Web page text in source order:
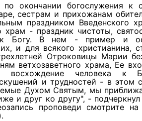
по окончании богослужения к
сестрам и прихожанам
праздником Введенского
храм - праздник чистоты,
к Богу. В нем - пример и
и для всякого христианина,
Отроковицы Марии
ветхозаветного храма, Ее
восхождение человека к
и трудностей - в этом
Духом Святым, мы
и друг ко другу", -
проповеди смотрите